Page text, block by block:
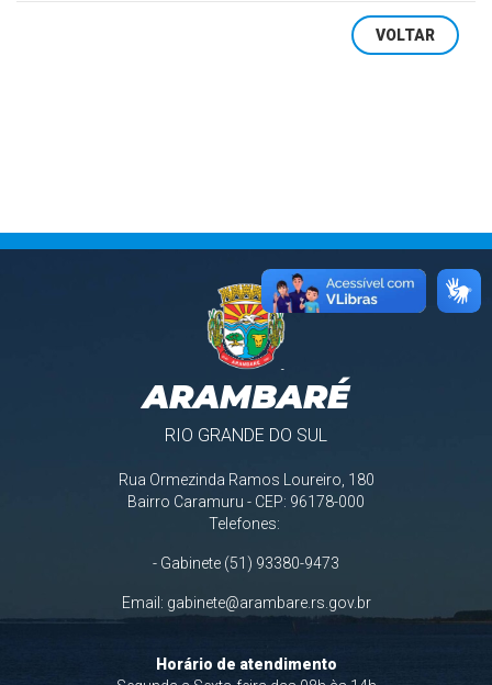
VOLTAR
ARAMBARÉ
RIO GRANDE DO SUL
Rua Ormezinda Ramos Loureiro, 180
Bairro Caramuru - CEP: 96178-000
Telefones:
- Gabinete (51) 93380-9473
Email: gabinete@arambare.rs.gov.br
Horário de atendimento